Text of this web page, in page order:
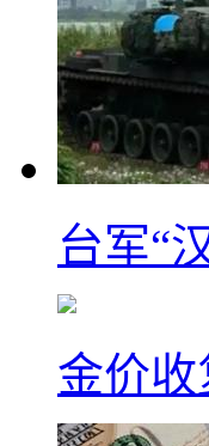
台军“
金价收